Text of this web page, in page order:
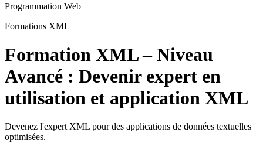
Programmation Web
Formations XML
Formation XML – Niveau
Avancé : Devenir expert en
utilisation et application XML
Devenez l'expert XML pour des applications de données textuelles
optimisées.